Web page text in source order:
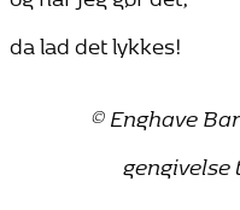
da lad det lykkes!
© Enghave